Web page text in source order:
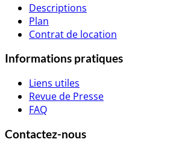
Descriptions
Plan
Contrat de location
Informations pratiques
Liens utiles
Revue de Presse
FAQ
Contactez-nous